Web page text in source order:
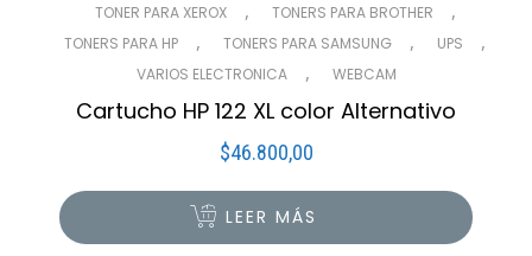
TONER PARA XEROX , TONERS PARA BROTHER ,
TONERS PARA HP , TONERS PARA SAMSUNG , UPS ,
VARIOS ELECTRONICA , WEBCAM
Cartucho HP 122 XL color Alternativo
$46.800,00
LEER MÁS